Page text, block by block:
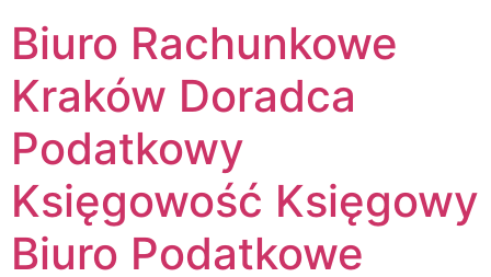
Biuro Rachunkowe
Kraków Doradca
Podatkowy
Księgowość Księgowy
Biuro Podatkowe